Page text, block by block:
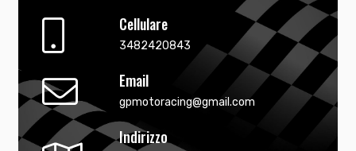
Cellulare
3482420843
Email
gpmotoracing@gmail.com
Indirizzo